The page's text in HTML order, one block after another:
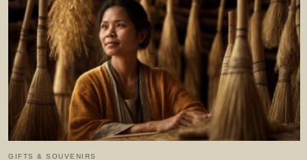
GIFTS & SOUVENIRS